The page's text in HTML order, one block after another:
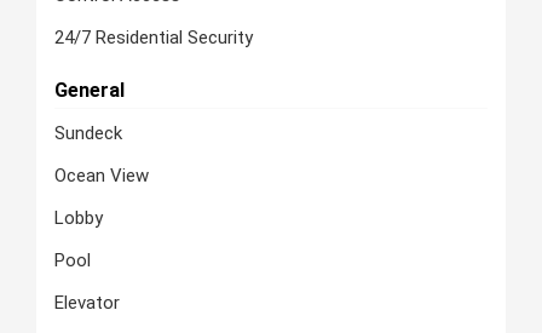
24/7 Residential Security
General
Sundeck
Ocean View
Lobby
Pool
Elevator